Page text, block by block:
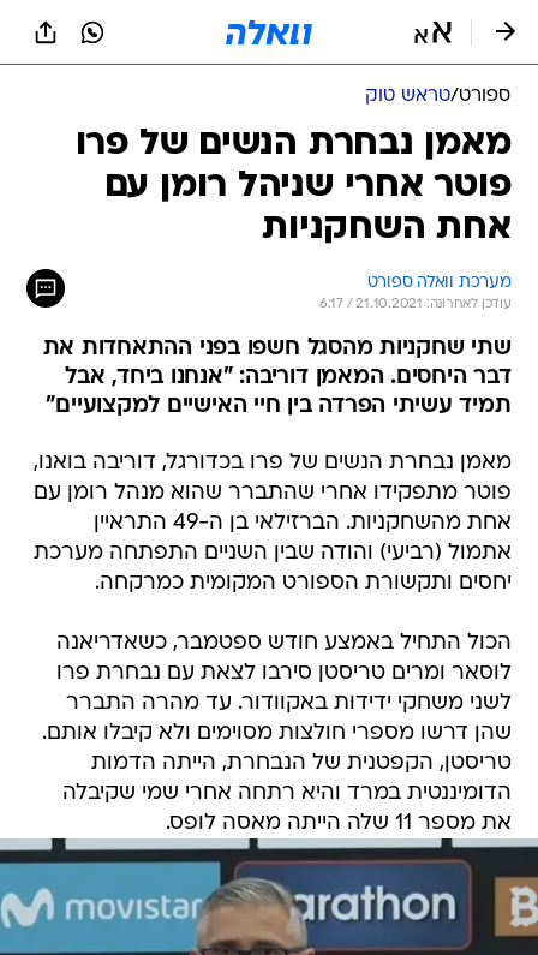
ספורט/טראש טוק
מאמן נבחרת הנשים של פרו
פוטר אחרי שניהל רומן עם
אחת השחקניות
מערכת וואלה ספורט
עודכן לאחרונה: 21.10.2021 / 6:17
שתי שחקניות מהסגל חשפו בפני ההתאחדות את
דבר היחסים. המאמן דוריבה: "אנחנו ביחד, אבל
תמיד עשיתי הפרדה בין חיי האישיים למקצועיים"
מאמן נבחרת הנשים של פרו בכדורגל, דוריבה בואנו,
פוטר מתפקידו אחרי שהתברר שהוא מנהל רומן עם
אחת מהשחקניות. הברזילאי בן ה-49 התראיין
אתמול (רביעי) והודה שבין השניים התפתחה מערכת
יחסים ותקשורת הספורט המקומית כמרקחה.
הכול התחיל באמצע חודש ספטמבר, כשאדריאנה
לוסאר ומרים טריסטן סירבו לצאת עם נבחרת פרו
לשני משחקי ידידות באקוודור. עד מהרה התברר
שהן דרשו מספרי חולצות מסוימים ולא קיבלו אותם.
טריסטן, הקפטנית של הנבחרת, הייתה הדמות
הדומיננטית במרד והיא רתחה אחרי שמי שקיבלה
את מספר 11 שלה הייתה מאסה לופס.